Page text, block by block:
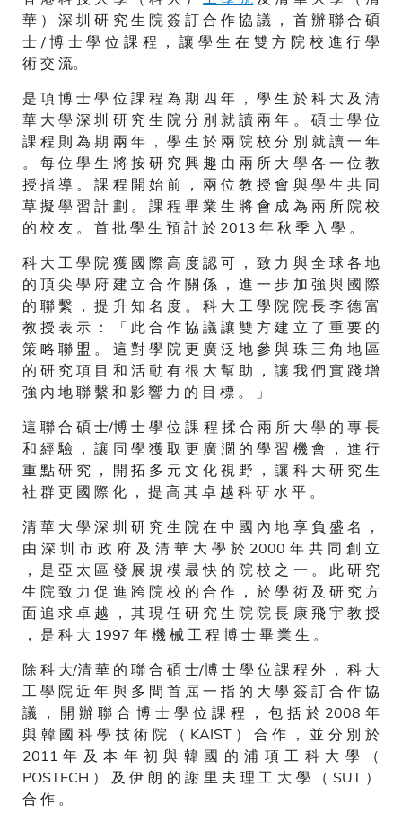
式 上 合 照 。
華 ） 深 圳 研 究 生 院 簽 訂 合 作 協 議 ， 首 辦 聯 合 碩
士 / 博 士 學 位 課 程 ， 讓 學 生 在 雙 方 院 校 進 行 學
術 交 流。
是 項 博 士 學 位 課 程 為 期 四 年 ， 學 生 於 科 大 及 清
華 大 學 深 圳 研 究 生 院 分 別 就 讀 兩 年 。 碩 士 學 位
課 程 則 為 期 兩 年 ， 學 生 於 兩 院 校 分 別 就 讀 一 年
。 每 位 學 生 將 按 研 究 興 趣 由 兩 所 大 學 各 一 位 教
授 指 導 。 課 程 開 始 前 ， 兩 位 教 授 會 與 學 生 共 同
草 擬 學 習 計 劃 。 課 程 畢 業 生 將 會 成 為 兩 所 院 校
的 校 友 。 首 批 學 生 預 計 於 2013 年 秋 季 入 學 。
科 大 工 學 院 獲 國 際 高 度 認 可 ， 致 力 與 全 球 各 地
的 頂 尖 學 府 建 立 合 作 關 係 ， 進 一 步 加 強 與 國 際
的 聯 繫 ， 提 升 知 名 度 。 科 大 工 學 院 院 長 李 德 富
教 授 表 示 ： 「 此 合 作 協 議 讓 雙 方 建 立 了 重 要 的
策 略 聯 盟 。 這 對 學 院 更 廣 泛 地 參 與 珠 三 角 地 區
的 研 究 項 目 和 活 動 有 很 大 幫 助 ， 讓 我 們 實 踐 增
強 內 地 聯 繫 和 影 響 力 的 目 標 。 」
這 聯 合 碩 士/博 士 學 位 課 程 揉 合 兩 所 大 學 的 專 長
和 經 驗 ， 讓 同 學 獲 取 更 廣 濶 的 學 習 機 會 ， 進 行
重 點 研 究 ， 開 拓 多 元 文 化 視 野 ， 讓 科 大 研 究 生
社 群 更 國 際 化 ， 提 高 其 卓 越 科 研 水 平 。
清 華 大 學 深 圳 研 究 生 院 在 中 國 內 地 享 負 盛 名 ，
由 深 圳 市 政 府 及 清 華 大 學 於 2000 年 共 同 創 立
， 是 亞 太 區 發 展 規 模 最 快 的 院 校 之 一 。 此 研 究
生 院 致 力 促 進 跨 院 校 的 合 作 ， 於 學 術 及 研 究 方
面 追 求 卓 越 ， 其 現 任 研 究 生 院 院 長 康 飛 宇 教 授
， 是 科 大 1997 年 機 械 工 程 博 士 畢 業 生 。
除 科 大/清 華 的 聯 合 碩 士/博 士 學 位 課 程 外 ， 科 大
工 學 院 近 年 與 多 間 首 屈 一 指 的 大 學 簽 訂 合 作 協
議 ， 開 辦 聯 合 博 士 學 位 課 程 ， 包 括 於 2008 年
與 韓 國 科 學 技 術 院 （ KAIST ） 合 作 ， 並 分 別 於
2011 年 及 本 年 初 與 韓 國 的 浦 項 工 科 大 學 （
POSTECH ） 及 伊 朗 的 謝 里 夫 理 工 大 學 （ SUT ）
合 作 。